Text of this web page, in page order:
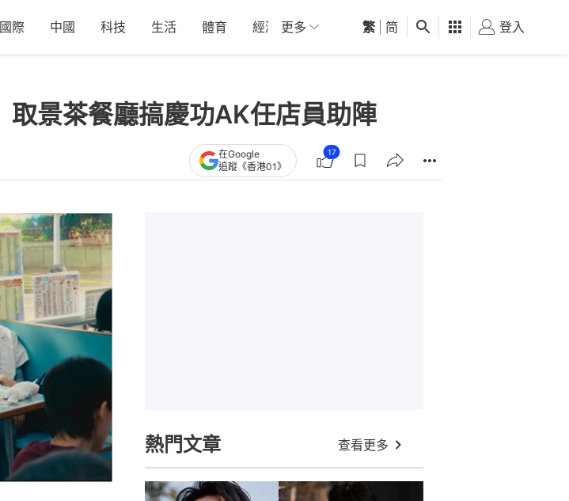
國際 中國 科技 生活 體育 經濟 01深圳 觀點 健康 好食玩飛
更多 繁 简 登入
景茶餐廳搞慶功AK任店員助陣
在Google
追蹤《香港01》
17
熱門文章 查看更多